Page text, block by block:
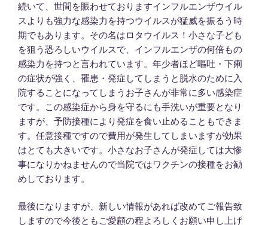
続いて、世間を賑わせておりますインフルエンザウイル
スよりも強力な感染力を持つウイルスが猛威を振るう時
期でもあります。その名はロタウイルス！小さな子ども
を狙う恐ろしいウイルスで、インフルエンザの何倍もの
感染力を持つと言われています。年少者ほど嘔吐・下痢
の症状が強く、罹患・発症してしまうと脱水のために入
院することになってしまうお子さんが非常に多い感染症
です。この感染症から身を守るにも手洗いが重要となり
ますが、予防接種により発症を食い止めることもできま
す。任意接種ですので費用が発生してしまいますが効果
はとても大きいです。小さなお子さんが発症しては大惨
事になりかねませんので当院ではワクチンの接種をお勧
めしております。
最後になりますが、新しい情報があれば改めてご報告致
しますので今後ともご愛顧の程よろしくお願い申し上げ